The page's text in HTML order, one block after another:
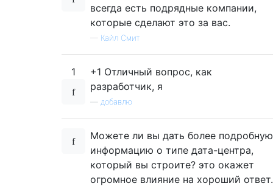
всегда есть подрядные компании,
которые сделают это за вас.
— Кайл Смит
1
+1 Отличный вопрос, как
разработчик, я
добавлю
Можете ли вы дать более подробную
информацию о типе дата-центра,
который вы строите? это окажет
огромное влияние на хороший ответ.